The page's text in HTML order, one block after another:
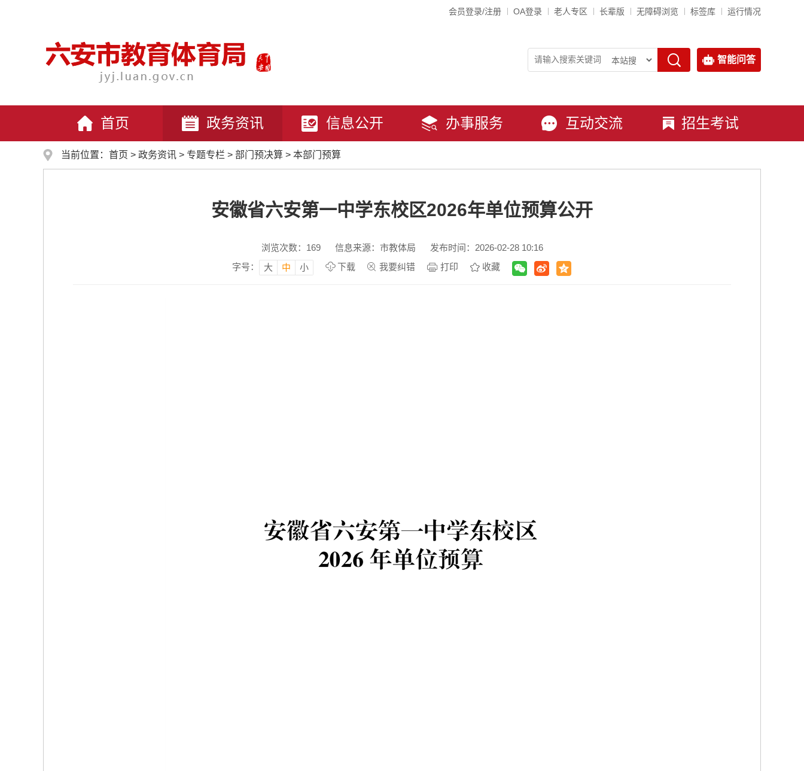
会员登录/注册 OA登录 老人专区 长辈版 无障碍浏览 标签库 运行情况
智能问答
首页 政务资讯 信息公开 办事服务 互动交流 招生考试
当前位置： 首页 > 政务资讯 > 专题专栏 > 部门预决算 > 本部门预算
安徽省六安第一中学东校区2026年单位预算公开
浏览次数： 169 信息来源：市教体局
发布时间：2026-02-28 10:16
字号：
大 中 小 下载 我要纠错 打印 收藏